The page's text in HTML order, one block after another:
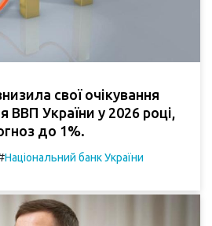
свої очікування
України у 2026 році,
до 1%.
Національний банк України